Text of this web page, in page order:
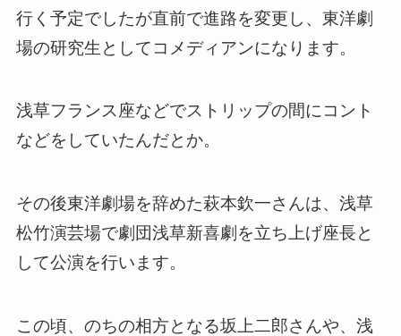
行く予定でしたが直前で進路を変更し、東洋劇
場の研究生としてコメディアンになります。
浅草フランス座などでストリップの間にコント
などをしていたんだとか。
その後東洋劇場を辞めた萩本欽一さんは、浅草
松竹演芸場で劇団浅草新喜劇を立ち上げ座長と
して公演を行います。
この頃、のちの相方となる坂上二郎さんや、浅